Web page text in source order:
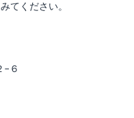
てください。
−６